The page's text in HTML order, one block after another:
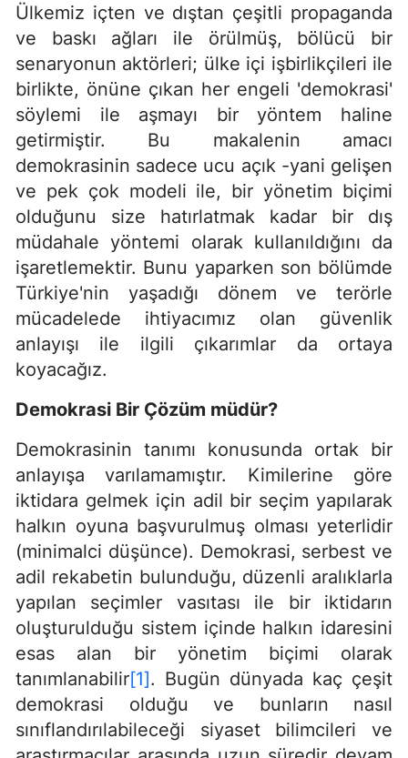
Ülkemiz içten ve dıştan çeşitli propaganda
ve baskı ağları ile örülmüş, bölücü bir
senaryonun aktörleri; ülke içi işbirlikçileri ile
birlikte, önüne çıkan her engeli 'demokrasi'
söylemi ile aşmayı bir yöntem haline
getirmiştir. Bu makalenin amacı
demokrasinin sadece ucu açık -yani gelişen
ve pek çok modeli ile, bir yönetim biçimi
olduğunu size hatırlatmak kadar bir dış
müdahale yöntemi olarak kullanıldığını da
işaretlemektir. Bunu yaparken son bölümde
Türkiye'nin yaşadığı dönem ve terörle
mücadelede ihtiyacımız olan güvenlik
anlayışı ile ilgili çıkarımlar da ortaya
koyacağız.
Demokrasi Bir Çözüm müdür?
Demokrasinin tanımı konusunda ortak bir
anlayışa varılamamıştır. Kimilerine göre
iktidara gelmek için adil bir seçim yapılarak
halkın oyuna başvurulmuş olması yeterlidir
(minimalci düşünce). Demokrasi, serbest ve
adil rekabetin bulunduğu, düzenli aralıklarla
yapılan seçimler vasıtası ile bir iktidarın
oluşturulduğu sistem içinde halkın idaresini
esas alan bir yönetim biçimi olarak
tanımlanabilir[1]. Bugün dünyada kaç çeşit
demokrasi olduğu ve bunların nasıl
sınıflandırılabileceği siyaset bilimcileri ve